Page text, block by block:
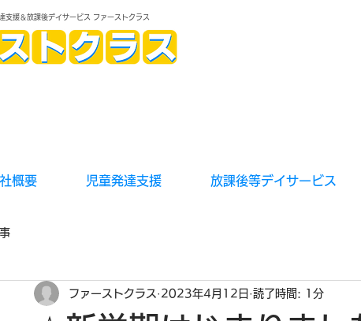
援＆放課後デイサービス ファーストクラス
概要 児童発達支援 放課後等デイサービス
ファーストクラス 2023年4月12日 読了時間: 1分